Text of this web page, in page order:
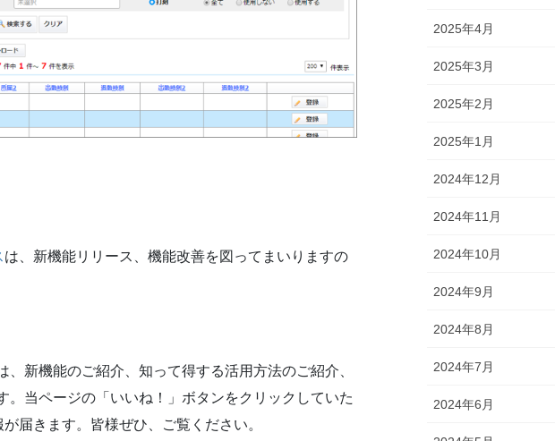
は、新機能リリース、機能改善を図ってまいりますの
新機能のご紹介、知って得する活用方法のご紹介、
当ページの「いいね！」ボタンをクリックしていた
届きます。皆様ぜひ、ご覧ください。
2025年4月
2025年3月
2025年2月
2025年1月
2024年12月
2024年11月
2024年10月
2024年9月
2024年8月
2024年7月
2024年6月